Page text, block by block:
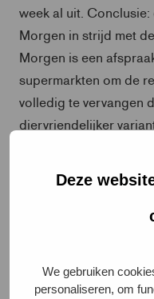
Deze
We gebruiken
personaliseren, om
week al uit.
Morgen in strijd met
Morgen is een
supermarkten om de
volledig te vervangen
diervriendelijker
ACM
Staatssecretaris
jammer te vinden de